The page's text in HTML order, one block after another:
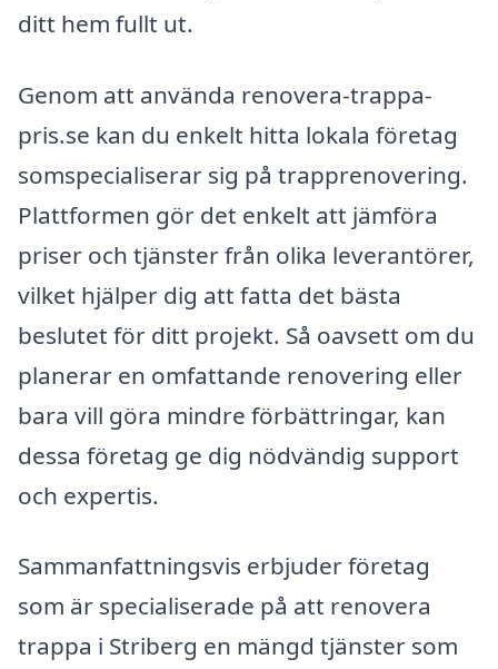
ditt hem fullt ut.
Genom att använda renovera-trappa-
pris.se kan du enkelt hitta lokala företag
somspecialiserar sig på trapprenovering.
Plattformen gör det enkelt att jämföra
priser och tjänster från olika leverantörer,
vilket hjälper dig att fatta det bästa
beslutet för ditt projekt. Så oavsett om du
planerar en omfattande renovering eller
bara vill göra mindre förbättringar, kan
dessa företag ge dig nödvändig support
och expertis.
Sammanfattningsvis erbjuder företag
som är specialiserade på att renovera
trappa i Striberg en mängd tjänster som